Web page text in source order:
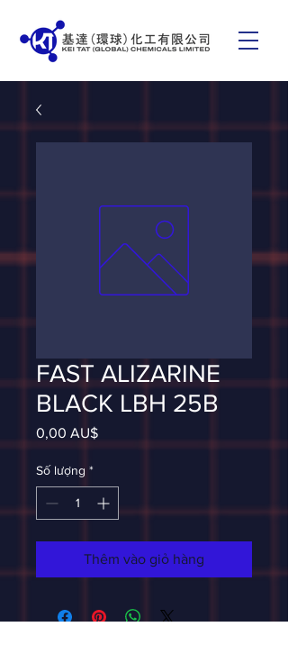
FAST ALIZARINE
BLACK LBH 25B
0,00 AU$Giá
Số lượng *
Thêm vào giỏ hàng